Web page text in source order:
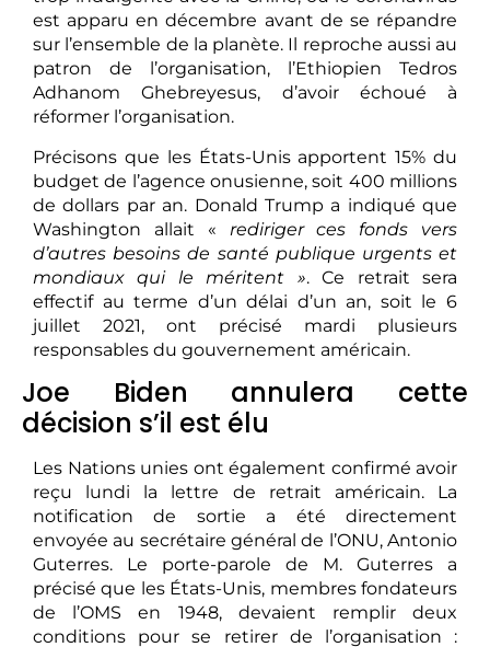
est apparu en décembre avant de se répandre
sur l’ensemble de la planète. Il reproche aussi au
patron de l’organisation, l’Ethiopien Tedros
Adhanom Ghebreyesus, d’avoir échoué à
réformer l’organisation.
Précisons que les États-Unis apportent 15% du
budget de l’agence onusienne, soit 400 millions
de dollars par an. Donald Trump a indiqué que
Washington allait « rediriger ces fonds vers
d’autres besoins de santé publique urgents et
mondiaux qui le méritent ». Ce retrait sera
effectif au terme d’un délai d’un an, soit le 6
juillet 2021, ont précisé mardi plusieurs
responsables du gouvernement américain.
Joe Biden annulera cette
décision s’il est élu
Les Nations unies ont également confirmé avoir
reçu lundi la lettre de retrait américain. La
notification de sortie a été directement
envoyée au secrétaire général de l’ONU, Antonio
Guterres. Le porte-parole de M. Guterres a
précisé que les États-Unis, membres fondateurs
de l’OMS en 1948, devaient remplir deux
conditions pour se retirer de l’organisation :